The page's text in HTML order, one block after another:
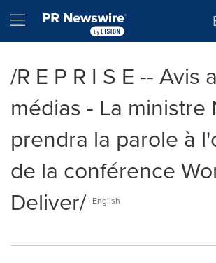
Hamburger menu
/R E P R I S E -- Avis
médias - La ministre
prendra la parole à
de la conférence
Deliver/ English